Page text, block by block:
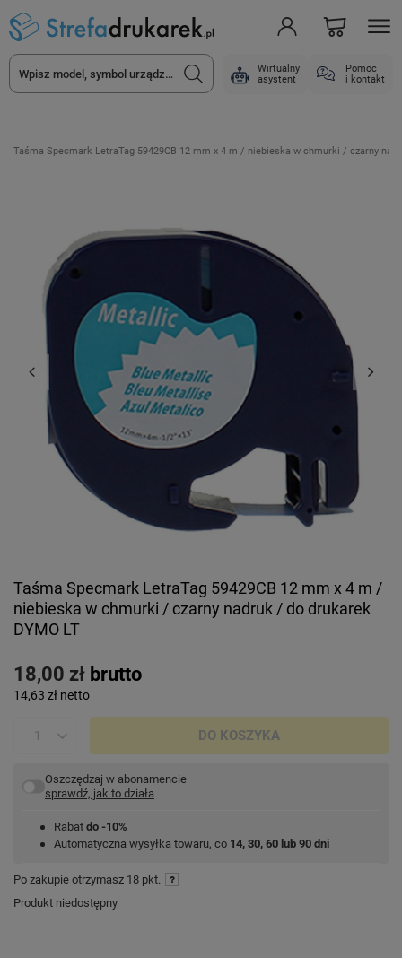
Wirtualny
asystent
Pomoc
i kontakt
Taśma Specmark LetraTag 59429CB 12 mm x 4 m / niebieska w chmurki / czarny
Taśma Specmark LetraTag 59429CB 12 mm x 4 m /
niebieska w chmurki / czarny nadruk / do drukarek
DYMO LT
18,00 zł brutto
14,63 zł netto
DO KOSZYKA
Oszczędzaj w abonamencie
sprawdź, jak to działa
Rabat do -10%
Automatyczna wysyłka towaru, co 14, 30, 60 lub 90 dni
Po zakupie otrzymasz 18 pkt.
Produkt niedostępny